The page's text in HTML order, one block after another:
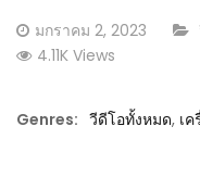
Posted
on
มกราคม 2, 2023
4.11K Views
Genres: วีดีโอทั้งหมด, เ